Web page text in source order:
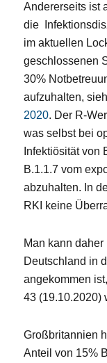
Andererseits ist
die
im aktuellen
geschlossenen
30%
aufzuhalten,
2020. Der R-
was selbst bei
Infektiösität von
B.1.1.7 vom
abzuhalten. In
RKI keine
Man kann
Deutschland in
angekommen
43 (19.10.2020)
Großbritannien
Anteil von 15%